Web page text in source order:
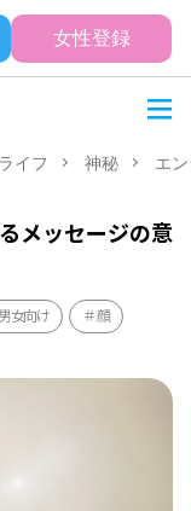
女性登録
イフ 神秘 エ
メッセージの意
男女向け 顔